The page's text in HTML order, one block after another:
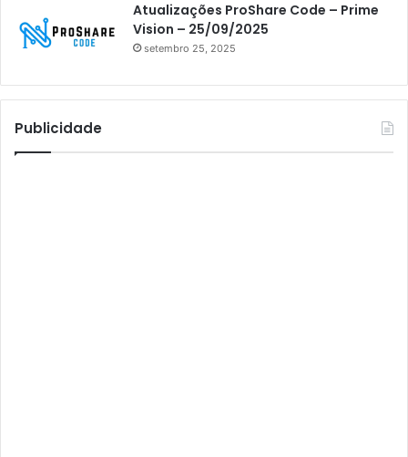
Athomics Inspire Qi Lite
Athomics S3
Athomics T3
Atto
AttoNet
Atualizações ProShare Code – Prime
Vision – 25/09/2025
setembro 25, 2025
Publicidade